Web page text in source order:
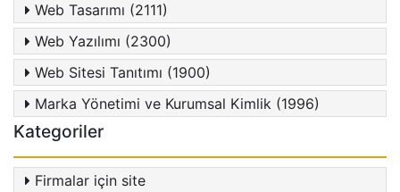
Web Tasarımı (2111)
Web Yazılımı (2300)
Web Sitesi Tanıtımı (1900)
Marka Yönetimi ve Kurumsal Kimlik (1996)
Kategoriler
Firmalar için site